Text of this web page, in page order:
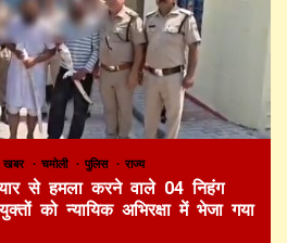
खबर चमोली पुलिस राज्य
से हमला करने वाले 04 निहंग
को न्यायिक अभिरक्षा में भेजा गया